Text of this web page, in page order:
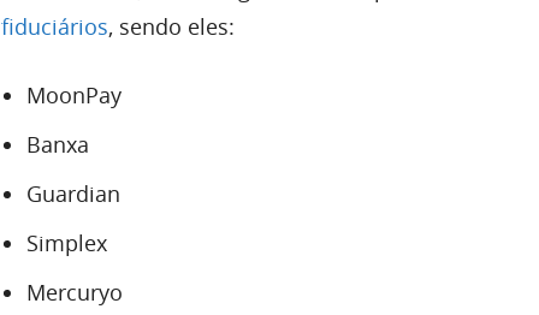
fiduciários, sendo eles:
MoonPay
Banxa
Guardian
Simplex
Mercuryo